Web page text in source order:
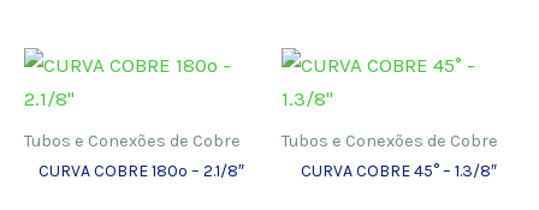
Tubos e Conexões de Cobre
CURVA COBRE 180º – 2.1/8″
Tubos e Conexões de Cobre
CURVA COBRE 45° – 1.3/8″